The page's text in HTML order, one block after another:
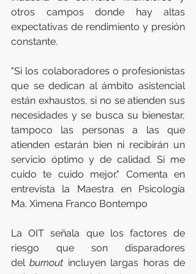
otros campos donde hay altas
expectativas de rendimiento y presión
constante.
"Si los colaboradores o profesionistas
que se dedican al ámbito asistencial
están exhaustos, si no se atienden sus
necesidades y se busca su bienestar,
tampoco las personas a las que
atienden estarán bien ni recibirán un
servicio óptimo y de calidad. Si me
cuido te cuido mejor." Comenta en
entrevista la
Maestra en Psicología
Ma. Ximena Franco Bontempo
La OIT señala que los factores de
riesgo que son disparadores
del burnout incluyen largas horas de